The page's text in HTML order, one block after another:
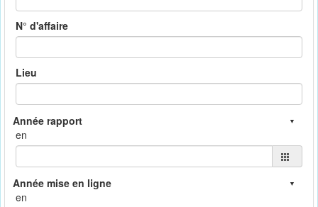
N° d'affaire
Lieu
en
en